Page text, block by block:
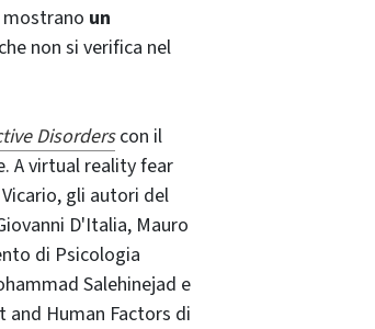
un
non si verifica nel
Disorderscon il
A virtual reality fear
gli autori del
D'Italia, Mauro
di Psicologia
Salehinejad e
and Human Factors di